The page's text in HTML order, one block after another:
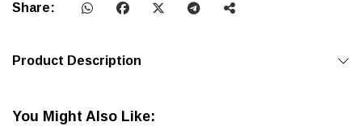
Share:
Product Description
You Might Also Like: